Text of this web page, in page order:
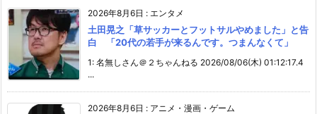
2026年8月6日 : エンタメ
土田晃之「草サッカーとフットサルやめました」と告
白 「20代の若手が来るんです。つまんなくて」
1: 名無しさん＠２ちゃんねる 2026/08/06(木) 01:12:17.4
...
2026年8月6日 : アニメ・漫画・ゲーム